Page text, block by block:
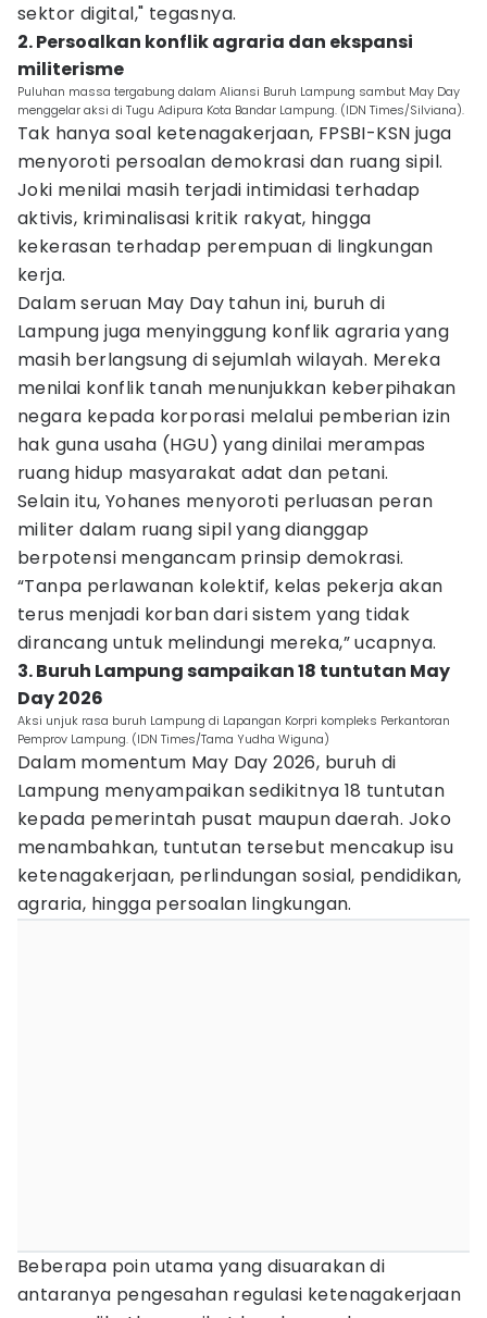
sektor digital," tegasnya.
2. Persoalkan konflik agraria dan ekspansi
militerisme
Puluhan massa tergabung dalam Aliansi Buruh Lampung sambut May Day
menggelar aksi di Tugu Adipura Kota Bandar Lampung. (IDN Times/Silviana).
Tak hanya soal ketenagakerjaan, FPSBI-KSN juga
menyoroti persoalan demokrasi dan ruang sipil.
Joki menilai masih terjadi intimidasi terhadap
aktivis, kriminalisasi kritik rakyat, hingga
kekerasan terhadap perempuan di lingkungan
kerja.
Dalam seruan May Day tahun ini, buruh di
Lampung juga menyinggung konflik agraria yang
masih berlangsung di sejumlah wilayah. Mereka
menilai konflik tanah menunjukkan keberpihakan
negara kepada korporasi melalui pemberian izin
hak guna usaha (HGU) yang dinilai merampas
ruang hidup masyarakat adat dan petani.
Selain itu, Yohanes menyoroti perluasan peran
militer dalam ruang sipil yang dianggap
berpotensi mengancam prinsip demokrasi.
“Tanpa perlawanan kolektif, kelas pekerja akan
terus menjadi korban dari sistem yang tidak
dirancang untuk melindungi mereka,” ucapnya.
3. Buruh Lampung sampaikan 18 tuntutan May
Day 2026
Aksi unjuk rasa buruh Lampung di Lapangan Korpri kompleks Perkantoran
Pemprov Lampung. (IDN Times/Tama Yudha Wiguna)
Dalam momentum May Day 2026, buruh di
Lampung menyampaikan sedikitnya 18 tuntutan
kepada pemerintah pusat maupun daerah. Joko
menambahkan, tuntutan tersebut mencakup isu
ketenagakerjaan, perlindungan sosial, pendidikan,
agraria, hingga persoalan lingkungan.
Beberapa poin utama yang disuarakan di
antaranya pengesahan regulasi ketenagakerjaan